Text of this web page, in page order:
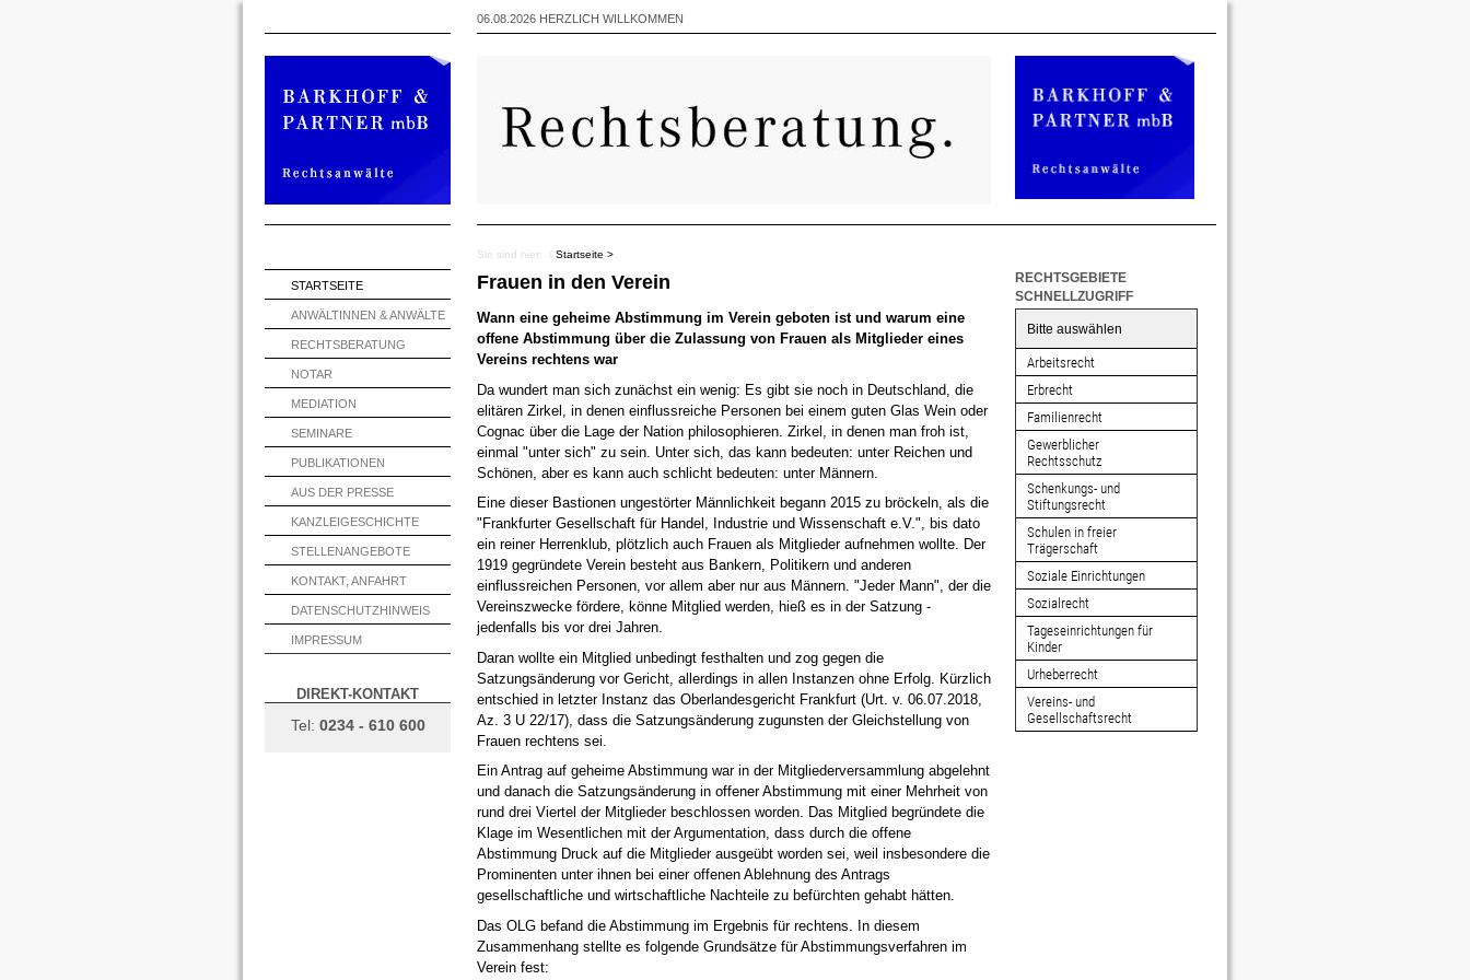
STARTSEITE
ANWÄLTINNEN & ANWÄLTE
RECHTSBERATUNG
NOTAR
MEDIATION
SEMINARE
PUBLIKATIONEN
AUS DER PRESSE
KANZLEIGESCHICHTE
STELLENANGEBOTE
KONTAKT, ANFAHRT
DATENSCHUTZHINWEIS
IMPRESSUM
DIREKT-KONTAKT
Tel: 0234 - 610 600
06.08.2026 HERZLICH WILLKOMMEN
Sie sind hier: / Startseite >
Frauen in den Verein
Wann eine geheime Abstimmung im Verein geboten ist und warum eine
offene Abstimmung über die Zulassung von Frauen als Mitglieder eines
Vereins rechtens war
Da wundert man sich zunächst ein wenig: Es gibt sie noch in Deutschland, die
elitären Zirkel, in denen einflussreiche Personen bei einem guten Glas Wein oder
Cognac über die Lage der Nation philosophieren. Zirkel, in denen man froh ist,
einmal "unter sich" zu sein. Unter sich, das kann bedeuten: unter Reichen und
Schönen, aber es kann auch schlicht bedeuten: unter Männern.
Eine dieser Bastionen ungestörter Männlichkeit begann 2015 zu bröckeln, als die
"Frankfurter Gesellschaft für Handel, Industrie und Wissenschaft e.V.", bis dato
ein reiner Herrenklub, plötzlich auch Frauen als Mitglieder aufnehmen wollte. Der
1919 gegründete Verein besteht aus Bankern, Politikern und anderen
einflussreichen Personen, vor allem aber nur aus Männern. "Jeder Mann", der die
Vereinszwecke fördere, könne Mitglied werden, hieß es in der Satzung -
jedenfalls bis vor drei Jahren.
Daran wollte ein Mitglied unbedingt festhalten und zog gegen die
Satzungsänderung vor Gericht, allerdings in allen Instanzen ohne Erfolg. Kürzlich
entschied in letzter Instanz das Oberlandesgericht Frankfurt (Urt. v. 06.07.2018,
Az. 3 U 22/17), dass die Satzungsänderung zugunsten der Gleichstellung von
Frauen rechtens sei.
Ein Antrag auf geheime Abstimmung war in der Mitgliederversammlung abgelehnt
und danach die Satzungsänderung in offener Abstimmung mit einer Mehrheit von
rund drei Viertel der Mitglieder beschlossen worden. Das Mitglied begründete die
Klage im Wesentlichen mit der Argumentation, dass durch die offene
Abstimmung Druck auf die Mitglieder ausgeübt worden sei, weil insbesondere die
Prominenten unter ihnen bei einer offenen Ablehnung des Antrags
gesellschaftliche und wirtschaftliche Nachteile zu befürchten gehabt hätten.
Das OLG befand die Abstimmung im Ergebnis für rechtens. In diesem
Zusammenhang stellte es folgende Grundsätze für Abstimmungsverfahren im
Verein fest:
RECHTSGEBIETE
SCHNELLZUGRIFF
Bitte auswählen
Arbeitsrecht
Erbrecht
Familienrecht
Gewerblicher
Rechtsschutz
Schenkungs- und
Stiftungsrecht
Schulen in freier
Trägerschaft
Soziale Einrichtungen
Sozialrecht
Tageseinrichtungen für
Kinder
Urheberrecht
Vereins- und
Gesellschaftsrecht